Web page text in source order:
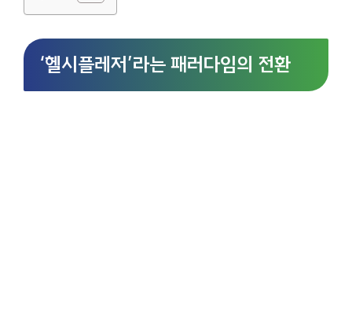
‘헬시플레저’라는 패러다임의 전환